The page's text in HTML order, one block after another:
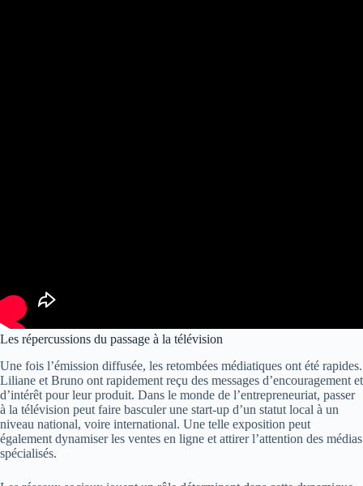
Les répercussions du passage à la télévision
Une fois l’émission diffusée, les retombées médiatiques ont été rapides.
Liliane et Bruno ont rapidement reçu des messages d’encouragement et
d’intérêt pour leur produit. Dans le monde de l’entrepreneuriat, passer
à la télévision peut faire basculer une start-up d’un statut local à un
niveau national, voire international. Une telle exposition peut
également dynamiser les ventes en ligne et attirer l’attention des médias
spécialisés.